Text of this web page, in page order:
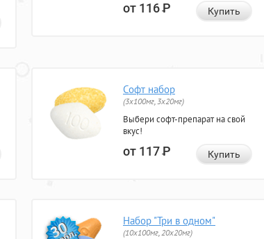
от 116Р Купить
Софт набор
(3x100мг, 3x20мг)
Выбери софт-препарат на свой
вкус!
от 117Р Купить
Набор "Три в одном"
(10x100мг, 20x20мг)